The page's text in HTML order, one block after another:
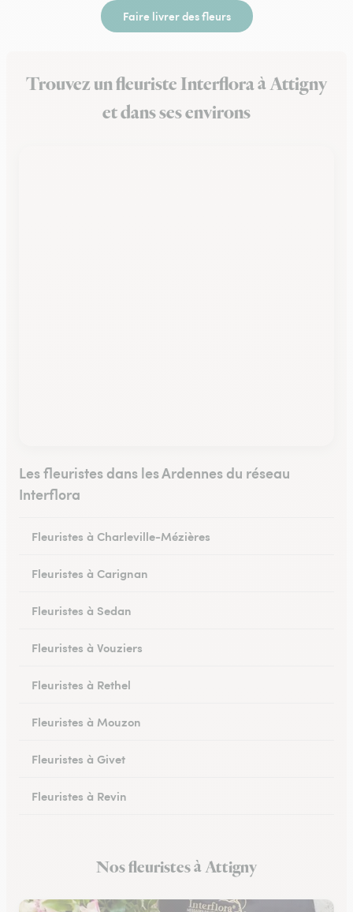
Faire livrer des fleurs
Trouvez un fleuriste Interflora à Attigny
et dans ses environs
Les fleuristes dans les Ardennes du réseau
Interflora
Fleuristes à Charleville-Mézières
Fleuristes à Carignan
Fleuristes à Sedan
Fleuristes à Vouziers
Fleuristes à Rethel
Fleuristes à Mouzon
Fleuristes à Givet
Fleuristes à Revin
Fleuristes à Signy-le-Petit
Nos fleuristes à Attigny